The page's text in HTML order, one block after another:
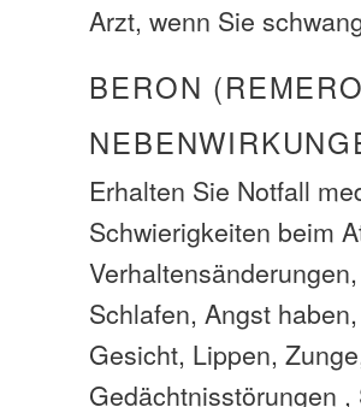
Arzt, wenn Sie
BERON
Erhalten Sie Notfall
Schwierigkeiten beim
Schlafen, Angst
Gesicht, Lippen,
Gedächtnisstörungen